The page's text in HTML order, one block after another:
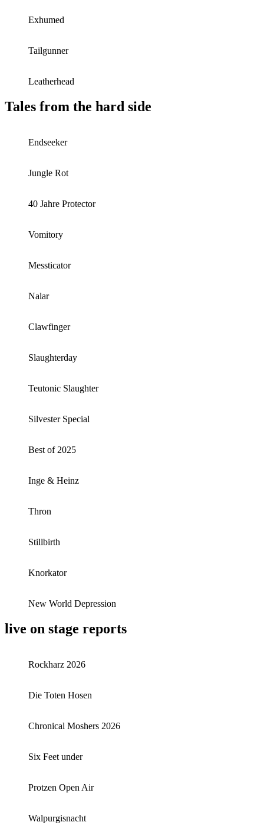
Exhumed
Tailgunner
Leatherhead
Tales from the hard side
Endseeker
Jungle Rot
40 Jahre Protector
Vomitory
Messticator
Nalar
Clawfinger
Slaughterday
Teutonic Slaughter
Silvester Special
Best of 2025
Inge & Heinz
Thron
Stillbirth
Knorkator
New World Depression
live on stage reports
Rockharz 2026
Die Toten Hosen
Chronical Moshers 2026
Six Feet under
Protzen Open Air
Walpurgisnacht